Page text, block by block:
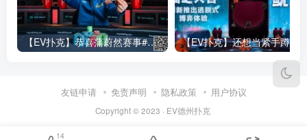
【EV扑克】恭喜蒲蔚然赛事#65夺冠，收获国人2023WSOP第六条金手链，奖金93万刀！
友链申请 免责声明 隐私政策 用户协议
Copyright © 2023 · EV德州扑克
14